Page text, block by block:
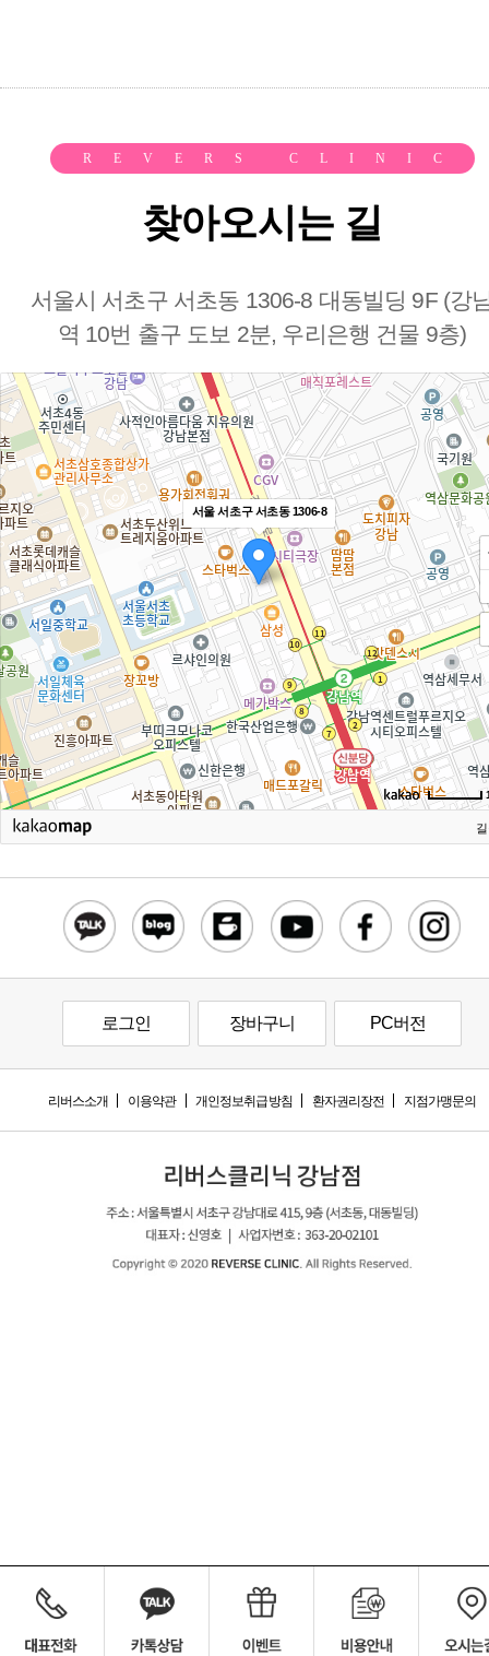
REVERS CLINIC
찾아오시는 길
서울시 서초구 서초동 1306-8 대동빌딩 9F (강
역 10번 출구 도보 2분, 우리은행 건물 9층)
서울 서초구 서초동 1306-8
로그인 장바구니 PC버전
리버스소개 이용약관 개인정보취급방침 환자권리장전 지점가맹문의